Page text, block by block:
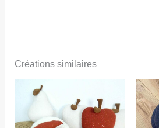
Créations similaires